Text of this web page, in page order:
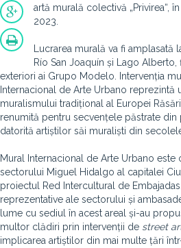
artă murală colectivă „Privirea“,
2023.
Lucrarea murală va fi
Río San Joaquín și Lago
exteriori ai Grupo Modelo. Intervenția
Internacional de Arte Urbano reprezintă
muralismului tradițional al Europei
renumită pentru secvențele păstrate
datorită artiștilor săi muraliști din
Mural Internacional de Arte Urbano este
sectorului Miguel Hidalgo al capitalei
proiectul Red Intercultural de
reprezentative ale sectorului și
lume cu sediul în acest areal și-au
multor clădiri prin intervenții de street
implicarea artiștilor din mai multe țări